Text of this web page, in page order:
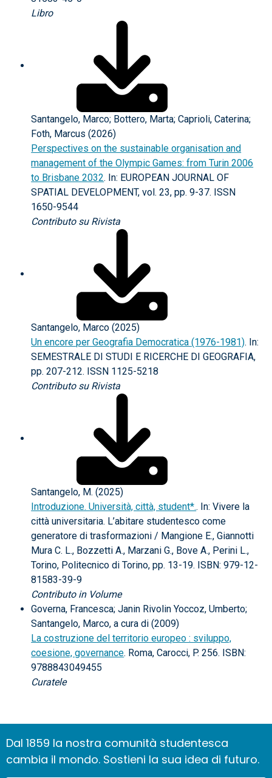
Libro
Santangelo, Marco; Bottero, Marta; Caprioli, Caterina;
Foth, Marcus (2026)
Perspectives on the sustainable organisation and
management of the Olympic Games: from Turin 2006
to Brisbane 2032. In: EUROPEAN JOURNAL OF
SPATIAL DEVELOPMENT, vol. 23, pp. 9-37. ISSN
1650-9544
Contributo su Rivista
Santangelo, Marco (2025)
Un encore per Geografia Democratica (1976-1981). In:
SEMESTRALE DI STUDI E RICERCHE DI GEOGRAFIA,
pp. 207-212. ISSN 1125-5218
Contributo su Rivista
Santangelo, M. (2025)
Introduzione. Università, città, student*.. In: Vivere la
città universitaria. L’abitare studentesco come
generatore di trasformazioni / Mangione E., Giannotti
Mura C. L., Bozzetti A., Marzani G., Bove A., Perini L.,
Torino, Politecnico di Torino, pp. 13-19. ISBN: 979-12-
81583-39-9
Contributo in Volume
Governa, Francesca; Janin Rivolin Yoccoz, Umberto;
Santangelo, Marco, a cura di (2009)
La costruzione del territorio europeo : sviluppo,
coesione, governance. Roma, Carocci, P. 256. ISBN:
9788843049455
Curatele
Dal 1859 la nostra comunità studentesca
cambia il mondo. Sostieni la sua idea di futuro.